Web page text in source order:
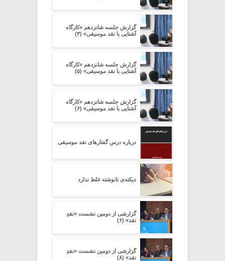
گزارش جلسه شانزدهم «کارگاه
آشنایی با نقد موسیقی» (۳)
گزارش جلسه شانزدهم «کارگاه
آشنایی با نقد موسیقی» (۵)
گزارش جلسه شانزدهم «کارگاه
آشنایی با نقد موسیقی» (۶)
درباره درس گفتارهای نقد موسیقی
دیکته‌ی نانوشته غلط ندارد
گزارشی از دومین نشست «نقدِ
نقد» (۶)
گزارشی از دومین نشست «نقدِ
نقد» (۸)